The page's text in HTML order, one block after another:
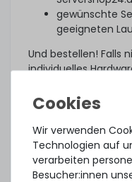
gewünschte
geeigneten
Und bestellen! Falls
individuelles
Was noch?
Das angebotene
Schutz. Ihre
und ggf. am Artikel
davon unberührt.
Wir verwenden
Technologien auf
verarbeiten
Besucher:innen